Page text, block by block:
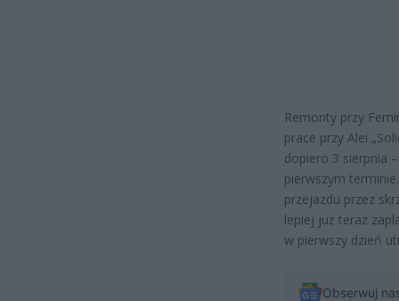
Remonty przy
prace przy Alei
dopiero 3 sierpnia
pierwszym
przejazdu przez
lepiej już teraz
w pierwszy dzień
Obserwuj